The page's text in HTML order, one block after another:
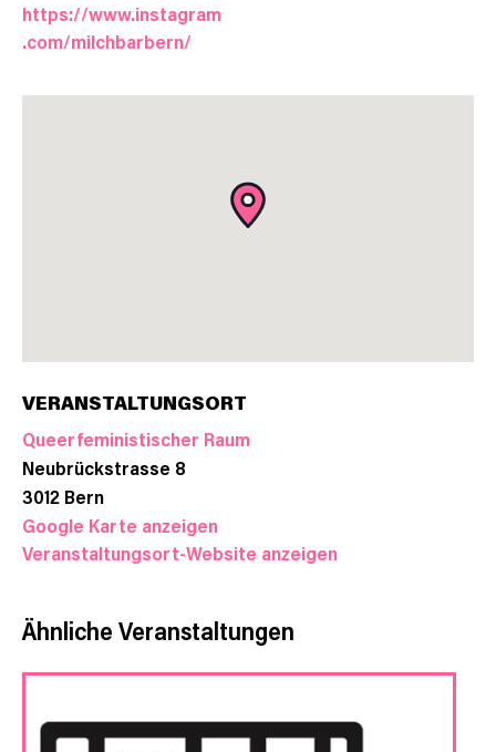
https://www.instagram
.com/milchbarbern/
VERANSTALTUNGSORT
Queerfeministischer Raum
Neubrückstrasse 8
3012 Bern
Google Karte anzeigen
Veranstaltungsort-Website anzeigen
Ähnliche Veranstaltungen